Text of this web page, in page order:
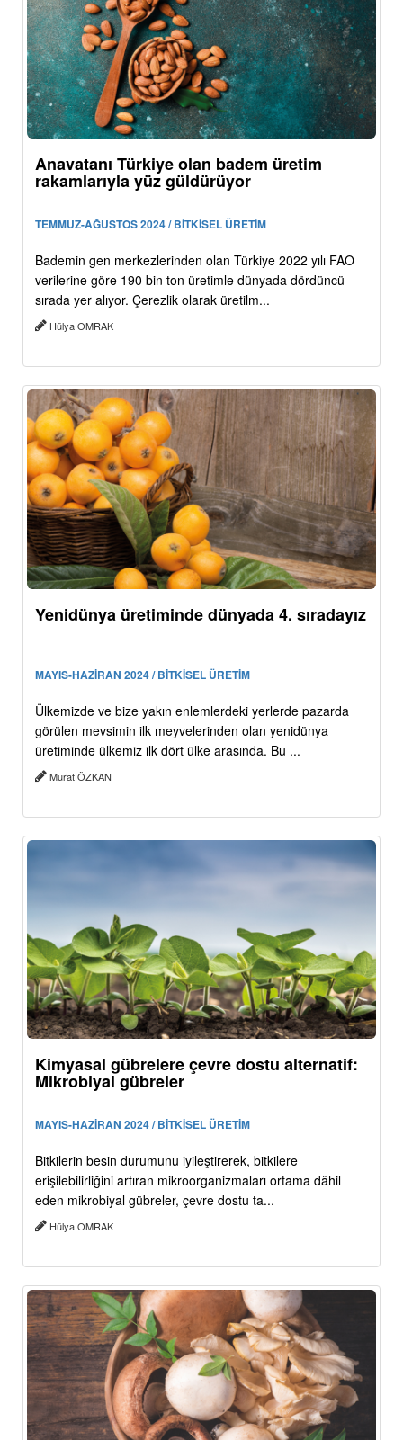
Anavatanı Türkiye olan badem üretim
rakamlarıyla yüz güldürüyor
TEMMUZ-AĞUSTOS 2024 / BİTKİSEL ÜRETİM
Bademin gen merkezlerinden olan Türkiye 2022 yılı FAO
verilerine göre 190 bin ton üretimle dünyada dördüncü
sırada yer alıyor. Çerezlik olarak üretilm...
Hülya OMRAK
Yenidünya üretiminde dünyada 4. sıradayız
MAYIS-HAZİRAN 2024 / BİTKİSEL ÜRETİM
Ülkemizde ve bize yakın enlemlerdeki yerlerde pazarda
görülen mevsimin ilk meyvelerinden olan yenidünya
üretiminde ülkemiz ilk dört ülke arasında. Bu ...
Murat ÖZKAN
Kimyasal gübrelere çevre dostu alternatif:
Mikrobiyal gübreler
MAYIS-HAZİRAN 2024 / BİTKİSEL ÜRETİM
Bitkilerin besin durumunu iyileştirerek, bitkilere
erişilebilirliğini artıran mikroorganizmaları ortama dâhil
eden mikrobiyal gübreler, çevre dostu ta...
Hülya OMRAK